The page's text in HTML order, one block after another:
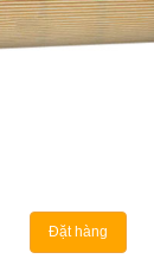
Đặt hàng